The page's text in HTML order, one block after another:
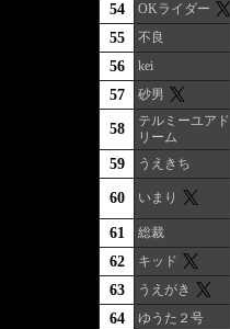
54 OKライダー
55 不良
56 kei
57 砂男
58
テルミーユアド
リーム
59 うえきち
60 いまり
61 総裁
62 キッド
63 うえがき
64 ゆうた２号